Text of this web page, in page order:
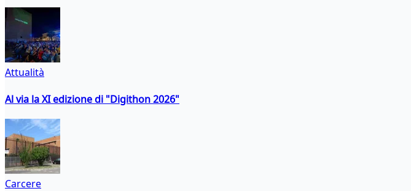
Attualità
Al via la XI edizione di "Digithon 2026"
Carcere